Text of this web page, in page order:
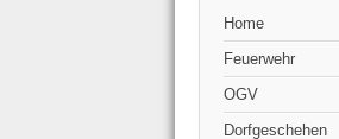
Home
Feuerwehr
OGV
Dorfgeschehen